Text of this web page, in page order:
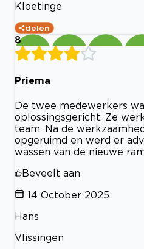
Kloetinge
delen
8
Priema
De twee medewerkers
oplossingsgericht. Ze
team. Na de
opgeruimd en werd er
wassen van de nieuwe
Beveelt aan
14 October 2025
Hans
Vlissingen